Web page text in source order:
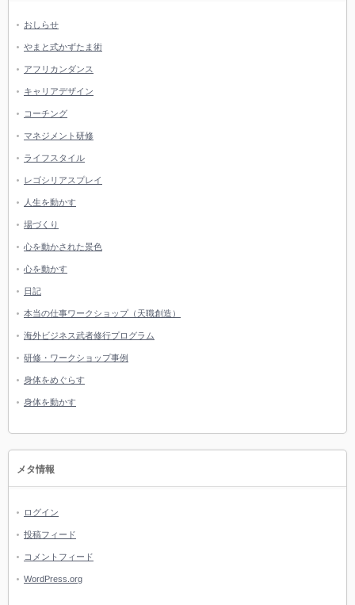
おしらせ
やまと式かずたま術
アフリカンダンス
キャリアデザイン
コーチング
マネジメント研修
ライフスタイル
レゴシリアスプレイ
人生を動かす
場づくり
心を動かされた景色
心を動かす
日記
本当の仕事ワークショップ（天職創造）
海外ビジネス武者修行プログラム
研修・ワークショップ事例
身体をめぐらす
身体を動かす
メタ情報
ログイン
投稿フィード
コメントフィード
WordPress.org